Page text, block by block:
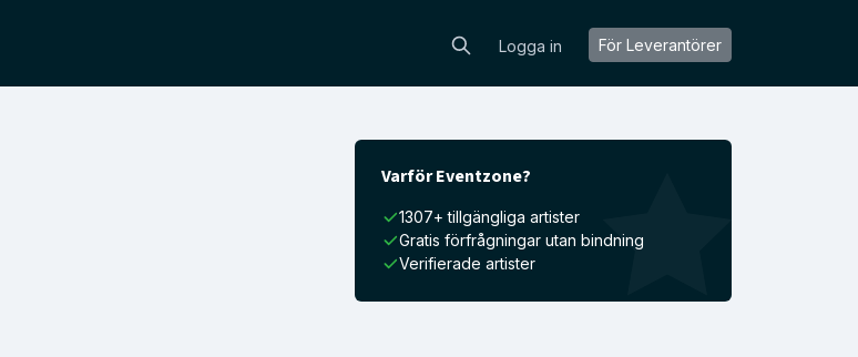
Logga in För Leverantörer
Varför Eventzone?
1307+ tillgängliga artister
Gratis förfrågningar utan bindning
Verifierade artister